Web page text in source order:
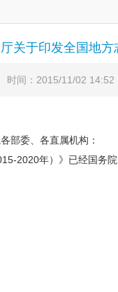
关于印发全国地
时间：2015/11/02
部委、各直属机构：
2020年）》已经国务